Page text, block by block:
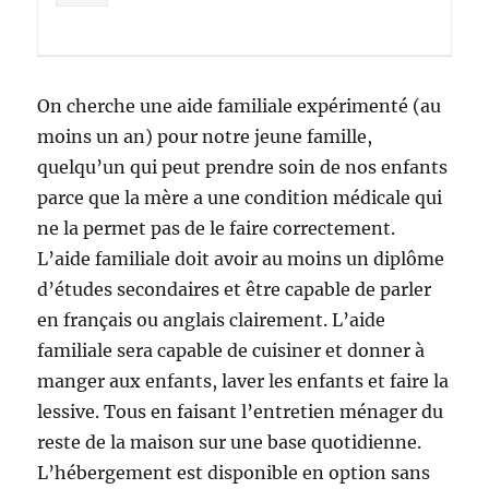
On cherche une aide familiale expérimenté (au
moins un an) pour notre jeune famille,
quelqu’un qui peut prendre soin de nos enfants
parce que la mère a une condition médicale qui
ne la permet pas de le faire correctement.
L’aide familiale doit avoir au moins un diplôme
d’études secondaires et être capable de parler
en français ou anglais clairement. L’aide
familiale sera capable de cuisiner et donner à
manger aux enfants, laver les enfants et faire la
lessive. Tous en faisant l’entretien ménager du
reste de la maison sur une base quotidienne.
L’hébergement est disponible en option sans